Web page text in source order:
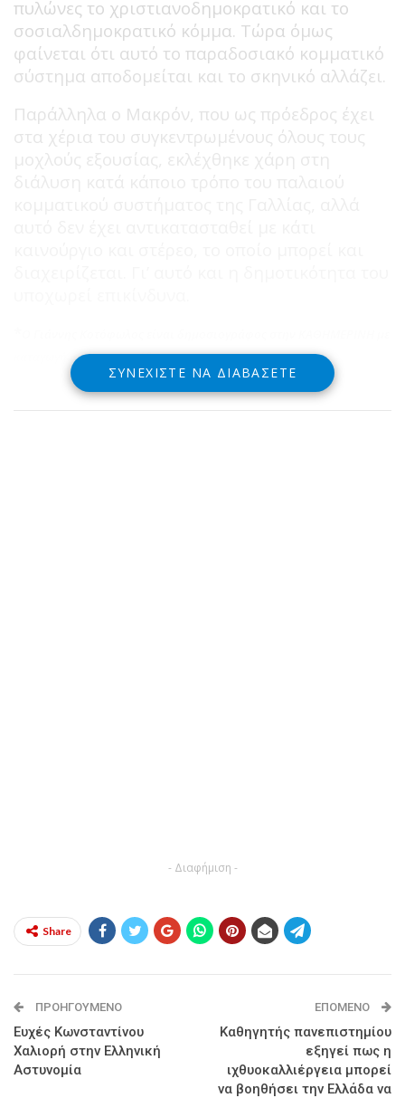
πυλώνες το χριστιανοδημοκρατικό και το
σοσιαλδημοκρατικό κόμμα. Τώρα όμως
φαίνεται ότι αυτό το παραδοσιακό κομματικό
σύστημα αποδομείται και το σκηνικό αλλάζει.
Παράλληλα ο Μακρόν, που ως πρόεδρος έχει
στα χέρια του συγκεντρωμένους όλους τους
μοχλούς εξουσίας, εκλέχθηκε χάρη στη
καταγωγή από την Δωρίδα
ΣΥΝΕΧΊΣΤΕ ΝΑ ΔΙΑΒΆΣΕΤΕ
- Διαφήμιση -
Share
ΠΡΟΗΓΟΎΜΕΝΟ
Ευχές Κωνσταντίνου
Χαλιορή στην Ελληνική
Αστυνομία
ΕΠΌΜΕΝΟ
Καθηγητής πανεπιστημίου
εξηγεί πως η
ιχθυοκαλλιέργεια μπορεί
να βοηθήσει την Ελλάδα να